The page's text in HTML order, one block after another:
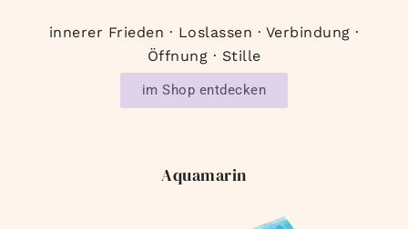
innerer Frieden · Loslassen · Verbindung ·
Öffnung · Stille
im Shop entdecken
Aquamarin